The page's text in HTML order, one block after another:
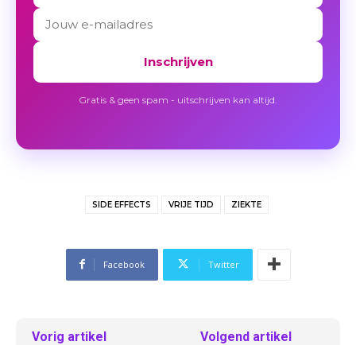
Inschrijven
Gratis & geen spam - uitschrijven kan altijd.
SIDE EFFECTS VRIJE TIJD ZIEKTE
Facebook Twitter
Vorig artikel Volgend artikel